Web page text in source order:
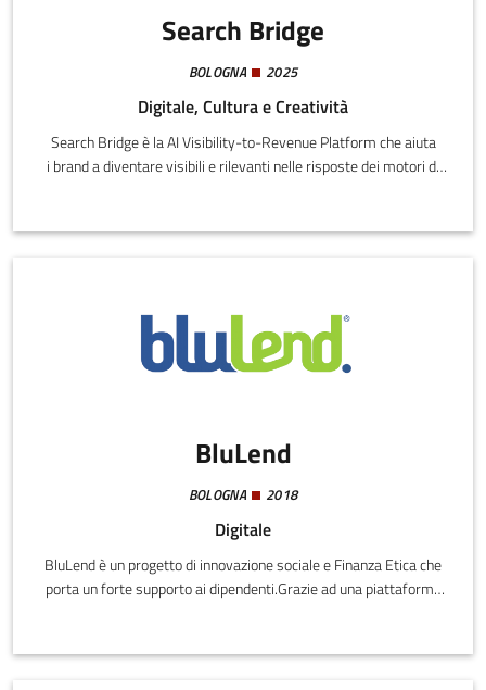
Search Bridge
BOLOGNA 2025
Digitale, Cultura e Creatività
Search Bridge è la AI Visibility-to-Revenue Platform che aiuta
i brand a diventare visibili e rilevanti nelle risposte dei motori di
i consumatori chiedono raccomandazioni a ChatGPT, Claude,
BluLend
BOLOGNA 2018
Digitale
BluLend è un progetto di innovazione sociale e Finanza Etica che
porta un forte supporto ai dipendenti.Grazie ad una piattaforma
progetti ESG a tassi agevolati, in outsourcing, senza effort